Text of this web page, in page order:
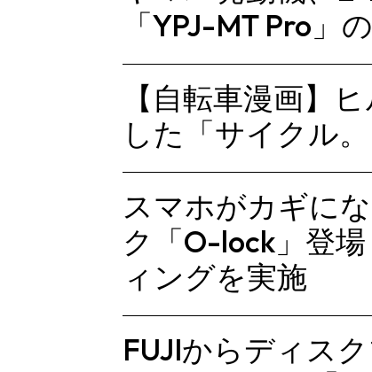
「YPJ-MT Pro」
【自転車漫画】
した「サイクル
スマホがカギに
ク「O-lock」登
ィングを実施
FUJIからディス